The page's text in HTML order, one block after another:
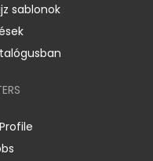
sablonok